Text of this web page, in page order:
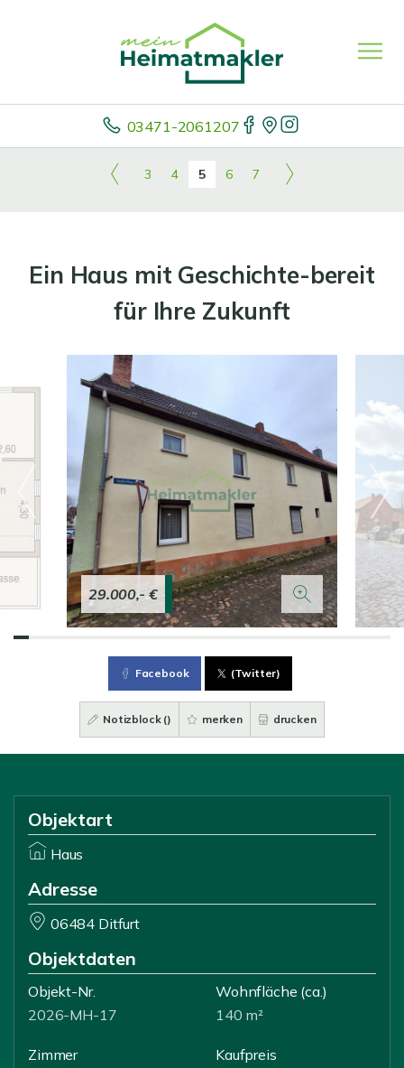
03471-2061207
3 4 5 6 7
Ein Haus mit Geschichte-bereit
für Ihre Zukunft
29.000,- €
Facebook (Twitter)
Notizblock () merken drucken
Objektart
Haus
Adresse
06484 Ditfurt
Objektdaten
Objekt-Nr.
2026-MH-17
Wohnfläche (ca.)
140 m²
Zimmer
Kaufpreis